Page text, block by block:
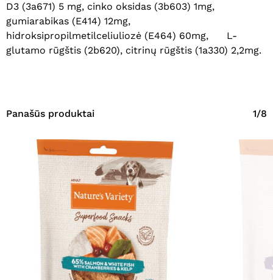
Eiti Į Parduotuvę
D3 (3a671) 5 mg, cinko oksidas (3b603) 1mg,
gumiarabikas (E414) 12mg,
hidroksipropilmetilceliuliozė (E464) 60mg, L-
glutamo rūgštis (2b620), citrinų rūgštis (1a330) 2,2mg.
Panašūs produktai 1/8